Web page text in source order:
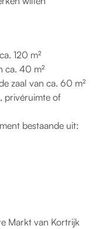
120 m²
ca. 40 m²
zaal van ca. 60 m²
privéruimte of
bestaande uit:
Markt van Kortrijk